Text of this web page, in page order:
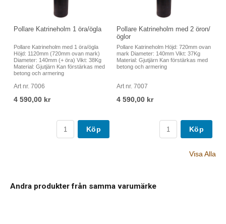
Pollare Katrineholm 1 öra/ögla
Pollare Katrineholm med 1 öra/ögla
Höjd: 1120mm (720mm ovan mark)
Diameter: 140mm (+ öra) Vikt: 38Kg
Material: Gjutjärn Kan förstärkas med
betong och armering
Art nr. 7006
4 590,00 kr
Köp
Pollare Katrineholm med 2 öron/
öglor
Pollare Katrineholm Höjd: 720mm ovan
mark Diameter: 140mm Vikt: 37Kg
Material: Gjutjärn Kan förstärkas med
betong och armering
Art nr. 7007
4 590,00 kr
Köp
Visa Alla
Andra produkter från samma varumärke